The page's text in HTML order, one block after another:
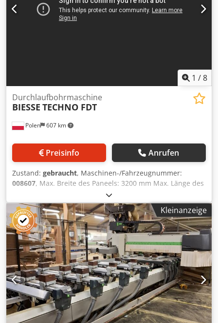
1 /8
Polen 607 km
Durchlaufbohrmaschine
BIESSE TECHNO FDT
Preisinfo Anrufen
Zustand: gebraucht, Maschinen-/Fahrzeugnummer:
008607, Max. Breite des Paneels: 3200 mm Max. Länge des
Paneels: 1000 mm Anzahl Aggregate: 6 Anzahl Aggregate: 4
Seitliche horizontale Gruppen: ja Csdpfxjzqz N Ee Acgjha
Kleinanzeige